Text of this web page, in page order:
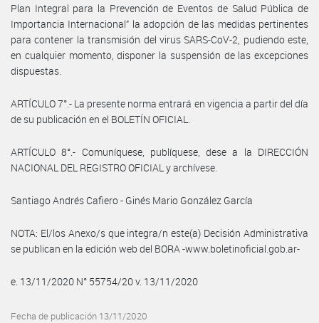
Plan Integral para la Prevención de Eventos de Salud Pública de
Importancia Internacional” la adopción de las medidas pertinentes
para contener la transmisión del virus SARS-CoV-2, pudiendo este,
en cualquier momento, disponer la suspensión de las excepciones
dispuestas.
ARTÍCULO 7°.- La presente norma entrará en vigencia a partir del día
de su publicación en el BOLETÍN OFICIAL.
ARTÍCULO 8°.- Comuníquese, publíquese, dese a la DIRECCIÓN
NACIONAL DEL REGISTRO OFICIAL y archívese.
Santiago Andrés Cafiero - Ginés Mario González García
NOTA: El/los Anexo/s que integra/n este(a) Decisión Administrativa
se publican en la edición web del BORA -www.boletinoficial.gob.ar-
e. 13/11/2020 N° 55754/20 v. 13/11/2020
Fecha de publicación 13/11/2020